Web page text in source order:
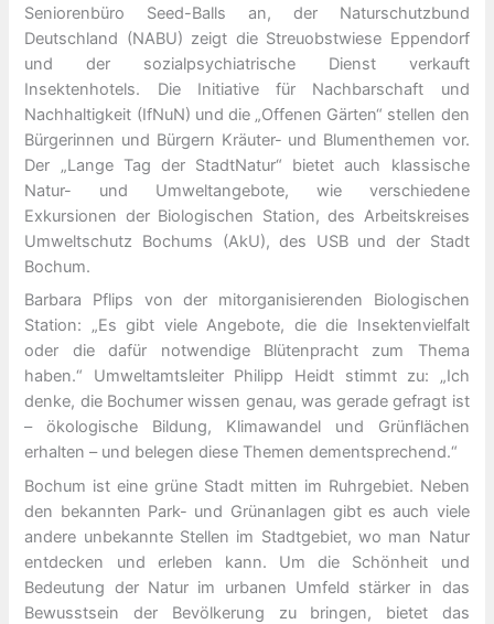
Seniorenbüro Seed-Balls an, der Naturschutzbund
Deutschland (NABU) zeigt die Streuobstwiese Eppendorf
und der sozialpsychiatrische Dienst verkauft
Insektenhotels. Die Initiative für Nachbarschaft und
Nachhaltigkeit (IfNuN) und die „Offenen Gärten“ stellen den
Bürgerinnen und Bürgern Kräuter- und Blumenthemen vor.
Der „Lange Tag der StadtNatur“ bietet auch klassische
Natur- und Umweltangebote, wie verschiedene
Exkursionen der Biologischen Station, des Arbeitskreises
Umweltschutz Bochums (AkU), des USB und der Stadt
Bochum.
Barbara Pflips von der mitorganisierenden Biologischen
Station: „Es gibt viele Angebote, die die Insektenvielfalt
oder die dafür notwendige Blütenpracht zum Thema
haben.“
Umweltamtsleiter Philipp Heidt stimmt zu: „Ich
denke, die Bochumer wissen genau, was gerade gefragt ist
– ökologische Bildung, Klimawandel und Grünflächen
erhalten – und belegen diese Themen dementsprechend.“
Bochum ist eine grüne Stadt mitten im Ruhrgebiet. Neben
den bekannten Park- und Grünanlagen gibt es auch viele
andere unbekannte Stellen im Stadtgebiet, wo man Natur
entdecken und erleben kann. Um die Schönheit und
Bedeutung der Natur im urbanen Umfeld stärker in das
Bewusstsein der Bevölkerung zu bringen, bietet das